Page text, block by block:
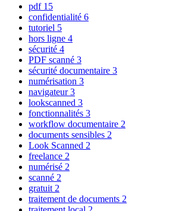
pdf 15
confidentialité 6
tutoriel 5
hors ligne 4
sécurité 4
PDF scanné 3
sécurité documentaire 3
numérisation 3
navigateur3
lookscanned 3
fonctionnalités 3
workflow documentaire 2
documents sensibles 2
Look Scanned 2
freelance 2
numérisé 2
scanné 2
gratuit 2
traitement de documents 2